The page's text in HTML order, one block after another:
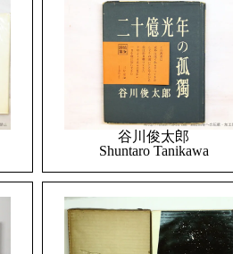
谷川俊太郎
Shuntaro Tanikawa